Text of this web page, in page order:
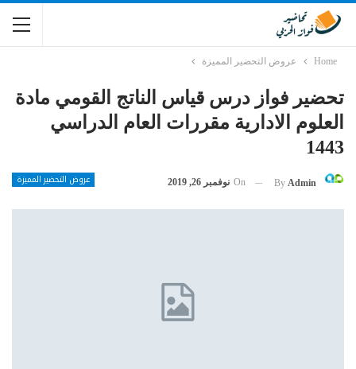
Home عروض التحضير المميزة
تحضير فواز درس قياس الناتج القومي مادة
العلوم الادارية مقررات العام الدراسي
1443
عروض التحضير المميزة By Admin
On نوفمبر 26, 2019